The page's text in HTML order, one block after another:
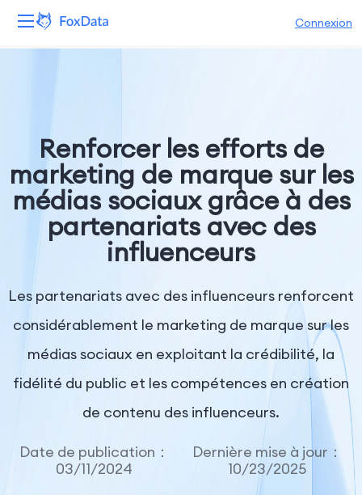
Connexion
Solutions
Ressources
Renforcer les efforts de
marketing de marque sur les
médias sociaux grâce à des
partenariats avec des
influenceurs
Les partenariats avec des influenceurs renforcent
considérablement le marketing de marque sur les
médias sociaux en exploitant la crédibilité, la
fidélité du public et les compétences en création
de contenu des influenceurs.
Date de publication：
03/11/2024
Dernière mise à jour：
10/23/2025